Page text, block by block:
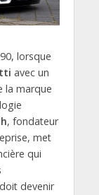
lorsque
avec un
la marque
, fondateur
met
qui
devenir